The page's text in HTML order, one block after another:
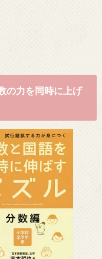
の力を同時に上げ